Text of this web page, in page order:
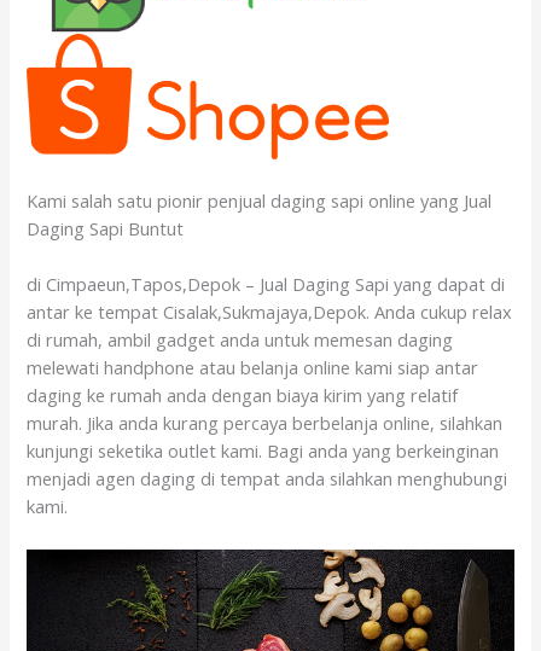
Kami salah satu pionir penjual daging sapi online yang Jual
Daging Sapi Buntut
di Cimpaeun,Tapos,Depok – Jual Daging Sapi yang dapat di
antar ke tempat Cisalak,Sukmajaya,Depok. Anda cukup relax
di rumah, ambil gadget anda untuk memesan daging
melewati handphone atau belanja online kami siap antar
daging ke rumah anda dengan biaya kirim yang relatif
murah. Jika anda kurang percaya berbelanja online, silahkan
kunjungi seketika outlet kami. Bagi anda yang berkeinginan
menjadi agen daging di tempat anda silahkan menghubungi
kami.